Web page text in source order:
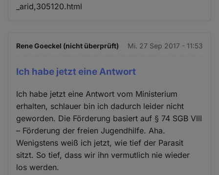
_arid,305120.html
Rene Goeckel (nicht überprüft) Mi. 27 Sep 2017 - 11:53
Ich habe jetzt eine Antwort
Ich habe jetzt eine Antwort vom Ministerium
erhalten, schlauer bin ich dadurch leider nicht
geworden. Die Förderung basiert auf § 74 SGB VIII
– Förderung der freien Jugendhilfe. Aha.
Wenigstens weiß ich jetzt, wie tief der Parasit
sitzt. So tief, dass wir ihn vermutlich nie wieder
los werden.